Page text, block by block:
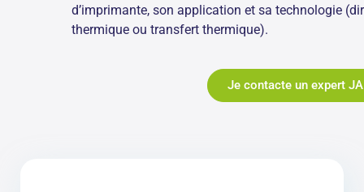
d’imprimante, son application et sa technologie
thermique ou transfert thermique).
Je contacte un expert